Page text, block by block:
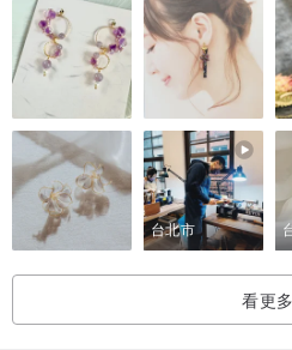
●可短暫浸泡在中性洗劑泡泡水中
●有髒汙的區塊用軟刷輕輕刷洗，請
●清水洗盡後，再用雙手順一順布紋，
【愛的提醒】
※每塊布的會因剪裁而改變印圖的位
接受者再行下訂唷！
※因每台電腦顯色情況及拍攝光線角
免，我們盡可能呈現接近實品產品色
※商品因手工現作，如因個人因素而
台北市
看更多